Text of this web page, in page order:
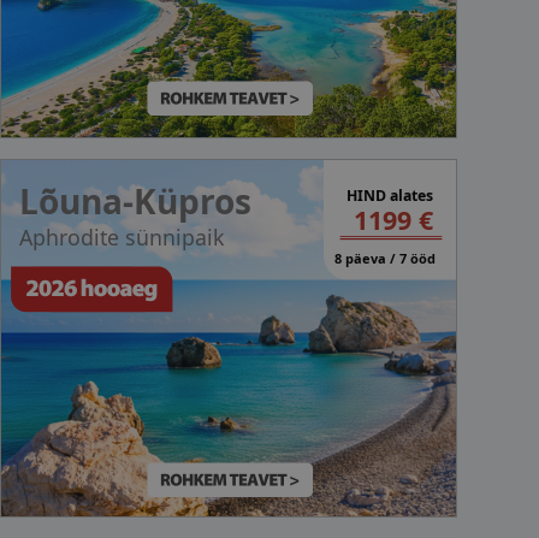
Lõuna-Küpros
Aphrodite sünnipaik
HIND alates
1199 €
8 päeva / 7 ööd